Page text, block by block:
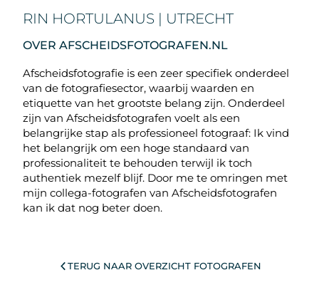
RIN HORTULANUS | UTRECHT
OVER AFSCHEIDSFOTOGRAFEN.NL
Afscheidsfotografie is een zeer specifiek onderdeel
van de fotografiesector, waarbij waarden en
etiquette van het grootste belang zijn. Onderdeel
zijn van Afscheidsfotografen voelt als een
belangrijke stap als professioneel fotograaf: Ik vind
het belangrijk om een hoge standaard van
professionaliteit te behouden terwijl ik toch
authentiek mezelf blijf. Door me te omringen met
mijn collega-fotografen van Afscheidsfotografen
kan ik dat nog beter doen.
TERUG NAAR OVERZICHT FOTOGRAFEN